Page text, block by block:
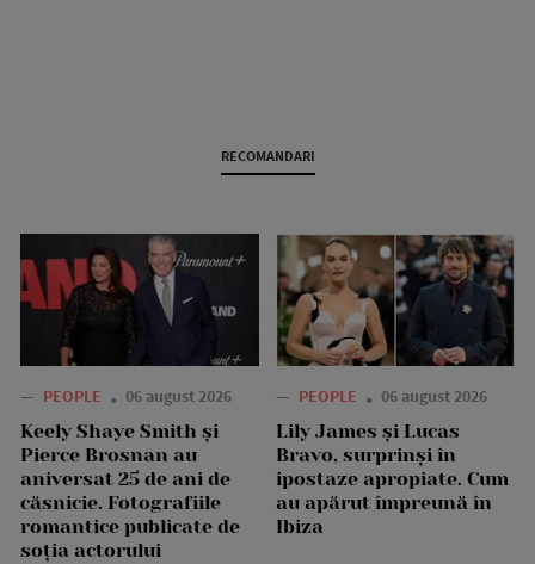
RECOMANDARI
— PEOPLE 06 august 2026
Keely Shaye Smith și
Pierce Brosnan au
aniversat 25 de ani de
căsnicie. Fotografiile
romantice publicate de
soția actorului
— PEOPLE 06 august 2026
Lily James și Lucas
Bravo, surprinși în
ipostaze apropiate. Cum
au apărut împreună în
Ibiza